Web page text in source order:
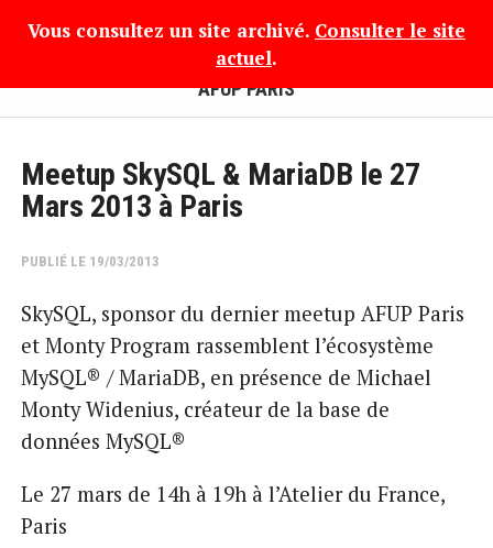
Vous consultez un site archivé. Consulter le site
actuel.
AFUP PARIS
Meetup SkySQL & MariaDB le 27
Mars 2013 à Paris
PUBLIÉ LE 19/03/2013
SkySQL, sponsor du dernier meetup AFUP Paris
et Monty Program rassemblent l’écosystème
MySQL® / MariaDB, en présence de Michael
Monty Widenius, créateur de la base de
données MySQL®
Le 27 mars de 14h à 19h à l’Atelier du France,
Paris